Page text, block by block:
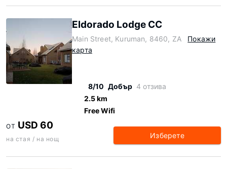
Eldorado Lodge CC
Main Street, Kuruman, 8460, ZA
Покажи
карта
8/10 Добър 4 отзива
2.5 km
Free Wifi
ОТ USD 60
на стая / на нощ Изберете